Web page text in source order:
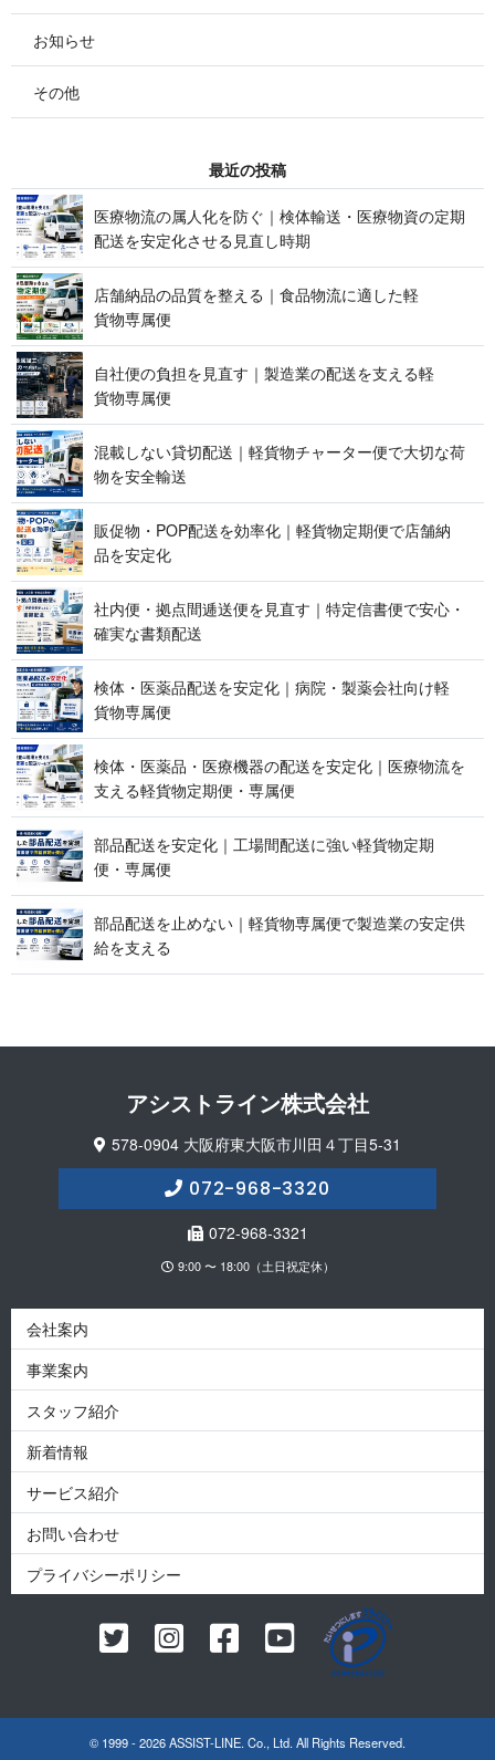
お知らせ
その他
最 近 の 投 稿
医療物流の属人化を防ぐ｜検体輸送・医療物資の定期
配送を安定化させる見 直 し 時 期
店舗納品の品質を整える｜食品物流に適した軽
貨 物 専 属 便
自社便の負担を見直す｜製造業の配送を支える軽
貨 物 専 属 便
混載しない貸切配送｜軽貨物チャーター便で大切な荷
物を 安 全 輸 送
販促物・POP配送を効率化｜軽貨物定期便で店舗納
品 を 安 定 化
社内便・拠点間逓送便を見直す｜特定信書便で安心・
確実な 書 類 配 送
検体・医薬品配送を安定化｜病院・製薬会社向け軽
貨 物 専 属 便
検体・医薬品・医療機器の配送を安定化｜医療物流を
支える軽貨物定期便 ・ 専 属 便
部品配送を安定化｜工場間配送に強い軽貨物定期
便 ・ 専 属 便
部品配送を止めない｜軽貨物専属便で製造業の安定供
給 を 支 え る
アシストライン 株 式 会 社
578-0904 大阪府東大阪市川田４丁目5-31
072-968-3320
072-968-3321
9:00 〜 18:00（土日祝定休）
会社案内
事業案内
スタッフ紹介
新着情報
サービス紹介
お問い合わせ
プライバシーポリシー
© 1999 - 2026 ASSIST-LINE. Co., Ltd. All Rights Reserved.